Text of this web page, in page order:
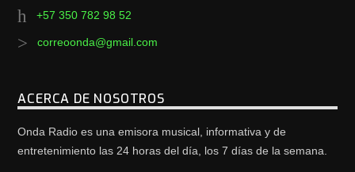
+57 350 782 98 52
correoonda@gmail.com
ACERCA DE NOSOTROS
Onda Radio es una emisora musical, informativa y de
entretenimiento las 24 horas del día, los 7 días de la semana.